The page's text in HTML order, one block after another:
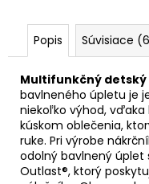
Popis Súvisiace
Multifunkčný
bavlneného úpletu je
niekoľko výhod,
kúskom oblečenia,
ruke. Pri výrobe
odolný bavlnený
Outlast®, ktorý